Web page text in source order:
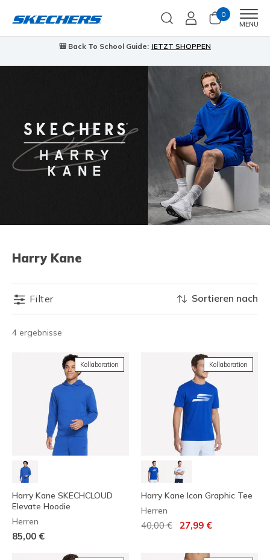
0
MENU
🎒 Back To School Guide: JETZT SHOPPEN
Harry Kane
Filter
4 ergebnisse
Sortieren nach
Kollaboration
Harry Kane SKECHCLOUD
Elevate Hoodie
Herren
85,00 €
Kollaboration
Harry Kane Icon Graphic Tee
Herren
Reduziert von
40,00 € auf
27,99 €